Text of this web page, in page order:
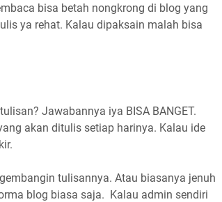
bisa betah nongkrong di blog yang
ya rehat. Kalau dipaksain malah bisa
Jawabannya iya BISA BANGET.
akan ditulis setiap harinya. Kalau ide
tulisannya. Atau biasanya jenuh
blog biasa saja. Kalau admin sendiri